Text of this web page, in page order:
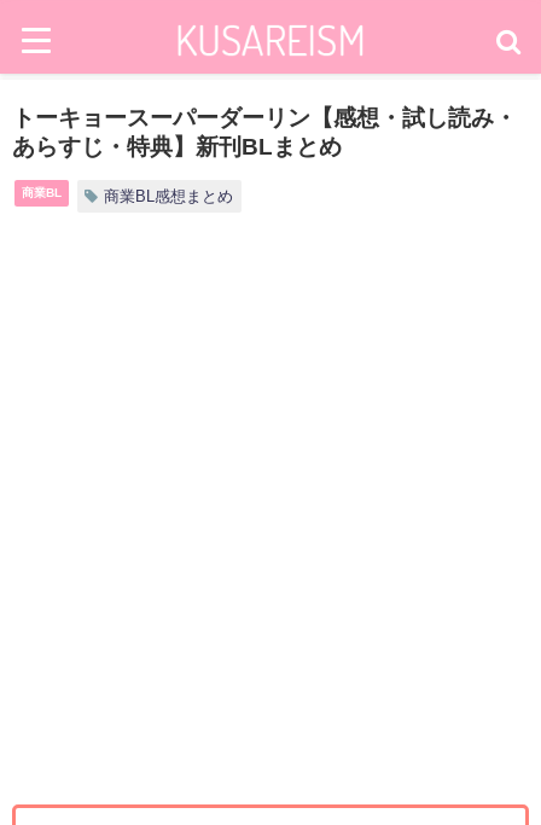
トーキョースーパーダーリン【感想・試し読み・
あらすじ・特典】新刊BLまとめ
商業BL 商業BL感想まとめ